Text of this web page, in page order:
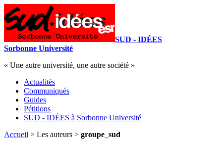
SUD - IDÉES
Sorbonne Université
« Une autre université, une autre société »
Actualités
Communiqués
Guides
Pétitions
SUD - IDÉES à Sorbonne Université
Accueil > Les auteurs > groupe_sud